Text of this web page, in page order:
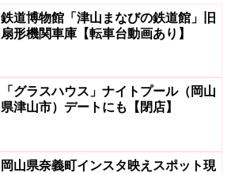
鉄道博物館「津山まなびの鉄道館」旧
扇形機関車庫【転車台動画あり】
「グラスハウス」ナイトプール（岡山
県津山市）デートにも【閉店】
岡山県奈義町インスタ映えスポット現